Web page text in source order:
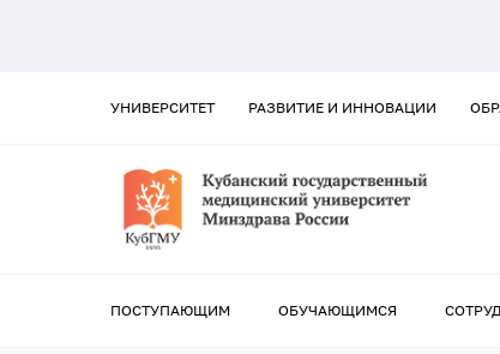
УНИВЕРСИТЕТ РАЗВИТИЕ И ИННОВАЦИИ
ПОСТУПАЮЩИМ ОБУЧАЮЩИМСЯ